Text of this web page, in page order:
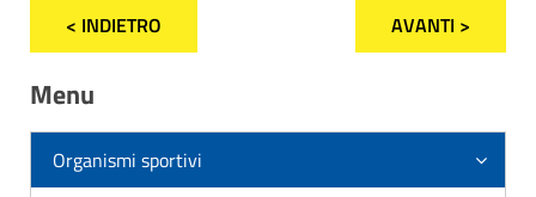
< INDIETRO AVANTI >
Menu
Organismi sportivi